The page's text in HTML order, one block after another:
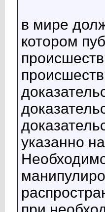
в мире
котором
указанно